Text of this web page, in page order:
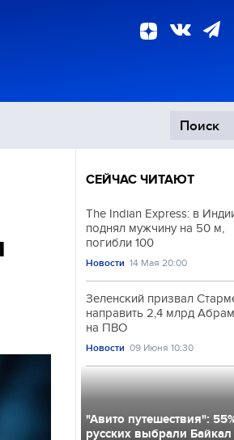
СЕЙЧАС ЧИТАЮТ
The Indian Express: в
поднял мужчину на 50 м,
погибли 100
Новости 14 Мая 20:00
Зеленский призвал
направить 2,4 млрд
на ПВО
Новости 09 Июня 10:30
"Авито путешествия":
русских выбрали